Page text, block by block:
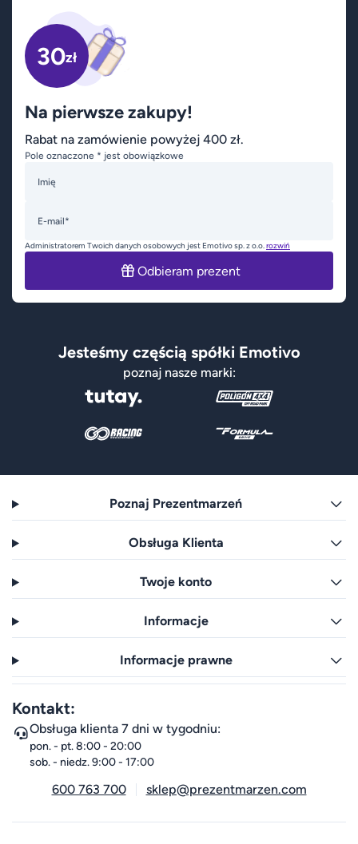
30zł
Na pierwsze zakupy!
Rabat na zamówienie powyżej 400 zł.
Pole oznaczone * jest obowiązkowe
Imię
E-mail*
Administratorem Twoich danych osobowych jest Emotivo sp. z o.o.rozwiń
Odbieram prezent
Jesteśmy częścią spółki Emotivo
poznaj nasze marki:
Poznaj Prezentmarzeń
Obsługa Klienta
Twoje konto
Informacje
Informacje prawne
Kontakt:
Obsługa klienta 7 dni w tygodniu:
pon. - pt. 8:00 - 20:00
sob. - niedz. 9:00 - 17:00
600 763 700 sklep@prezentmarzen.com